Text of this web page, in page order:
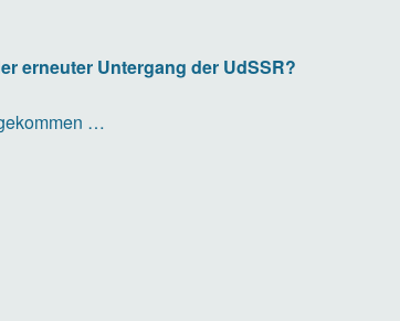
erneuter Untergang der UdSSR?
…